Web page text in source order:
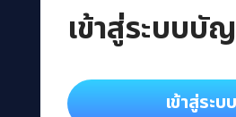
เข้าสู่ระบบบั
เข้าสู่ระบบ